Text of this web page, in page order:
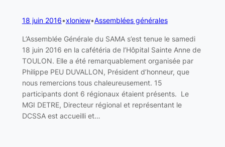
18 juin 2016•xloniew•Assemblées générales
L’Assemblée Générale du SAMA s’est tenue le samedi
18 juin 2016 en la cafétéria de l’Hôpital Sainte Anne de
TOULON. Elle a été remarquablement organisée par
Philippe PEU DUVALLON, Président d’honneur, que
nous remercions tous chaleureusement. 15
participants dont 6 régionaux étaient présents. Le
MGI DETRE, Directeur régional et représentant le
DCSSA est accueilli et…